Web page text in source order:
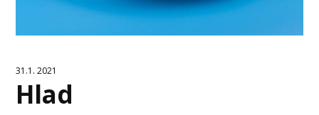
31.1. 2021
Hlad